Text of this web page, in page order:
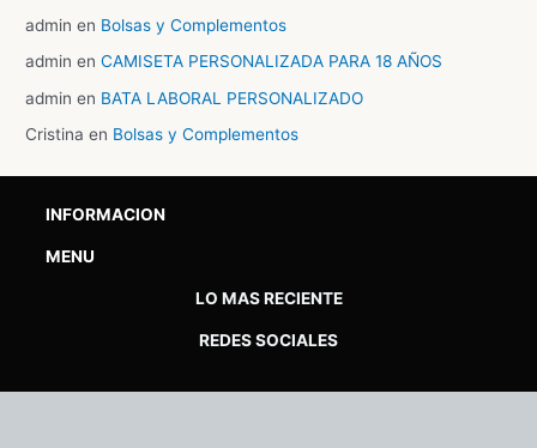
admin en Bolsas y Complementos
admin enCAMISETA PERSONALIZADA PARA 18 AÑOS
admin en BATA LABORAL PERSONALIZADO
Cristina en Bolsas y Complementos
INFORMACION
MENU
LO MAS RECIENTE
REDES SOCIALES